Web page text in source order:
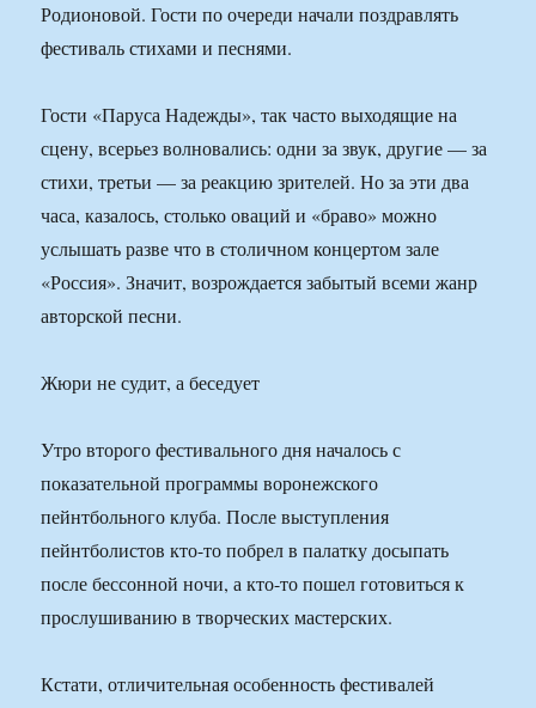
Родионовой. Гости по очереди начали поздравлять
фестиваль стихами и песнями.
Гости «Паруса Надежды», так часто выходящие на
сцену, всерьез волновались: одни за звук, другие — за
стихи, третьи — за реакцию зрителей. Но за эти два
часа, казалось, столько оваций и «браво» можно
услышать разве что в столичном концертом зале
«Россия». Значит, возрождается забытый всеми жанр
авторской песни.
Жюри не судит, а беседует
Утро второго фестивального дня началось с
показательной программы воронежского
пейнтбольного клуба. После выступления
пейнтболистов кто-то побрел в палатку досыпать
после бессонной ночи, а кто-то пошел готовиться к
прослушиванию в творческих мастерских.
Кстати, отличительная особенность фестивалей